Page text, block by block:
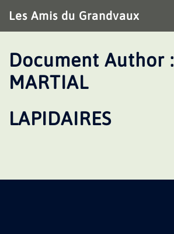
au
contenu
Les Amis du Grandvaux
Document Author :
MARTIAL
LAPIDAIRES